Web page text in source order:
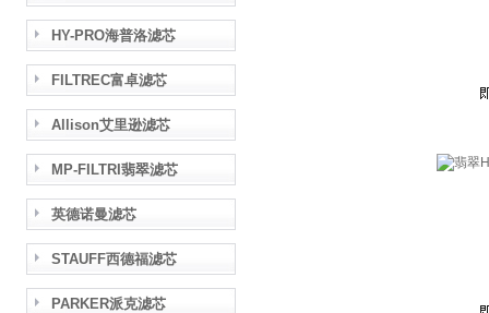
HY-PRO海普洛滤芯
FILTREC富卓滤芯
Allison艾里逊滤芯
MP-FILTRI翡翠滤芯
英德诺曼滤芯
STAUFF西德福滤芯
PARKER派克滤芯